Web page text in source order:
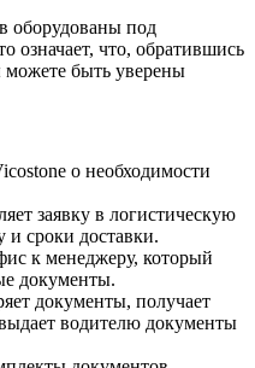
оборудованы под
означает, что, обратившись
быть уверены
о необходимости
заявку в логистическую
и сроки доставки.
к менеджеру, который
документы.
документы, получает
водителю документы